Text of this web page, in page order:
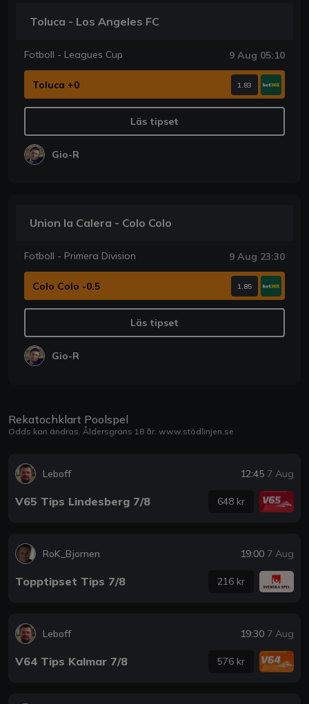
Toluca - Los Angeles FC
Fotboll - Leagues Cup 9 Aug 05:10
Toluca +0 1.83
Läs tipset
Gio-R
Union la Calera - Colo Colo
Fotboll - Primera Division 9 Aug 23:30
Colo Colo -0.5 1.85
Läs tipset
Gio-R
Rekatochklart Poolspel
Odds kan ändras. Åldersgräns 18 år. www.stödlinjen.se
Leboff 12:45 7 Aug
V65 Tips Lindesberg 7/8 648 kr
RoK_Bjornen 19:00 7 Aug
Topptipset Tips 7/8 216 kr
Leboff 19:30 7 Aug
V64 Tips Kalmar 7/8 576 kr